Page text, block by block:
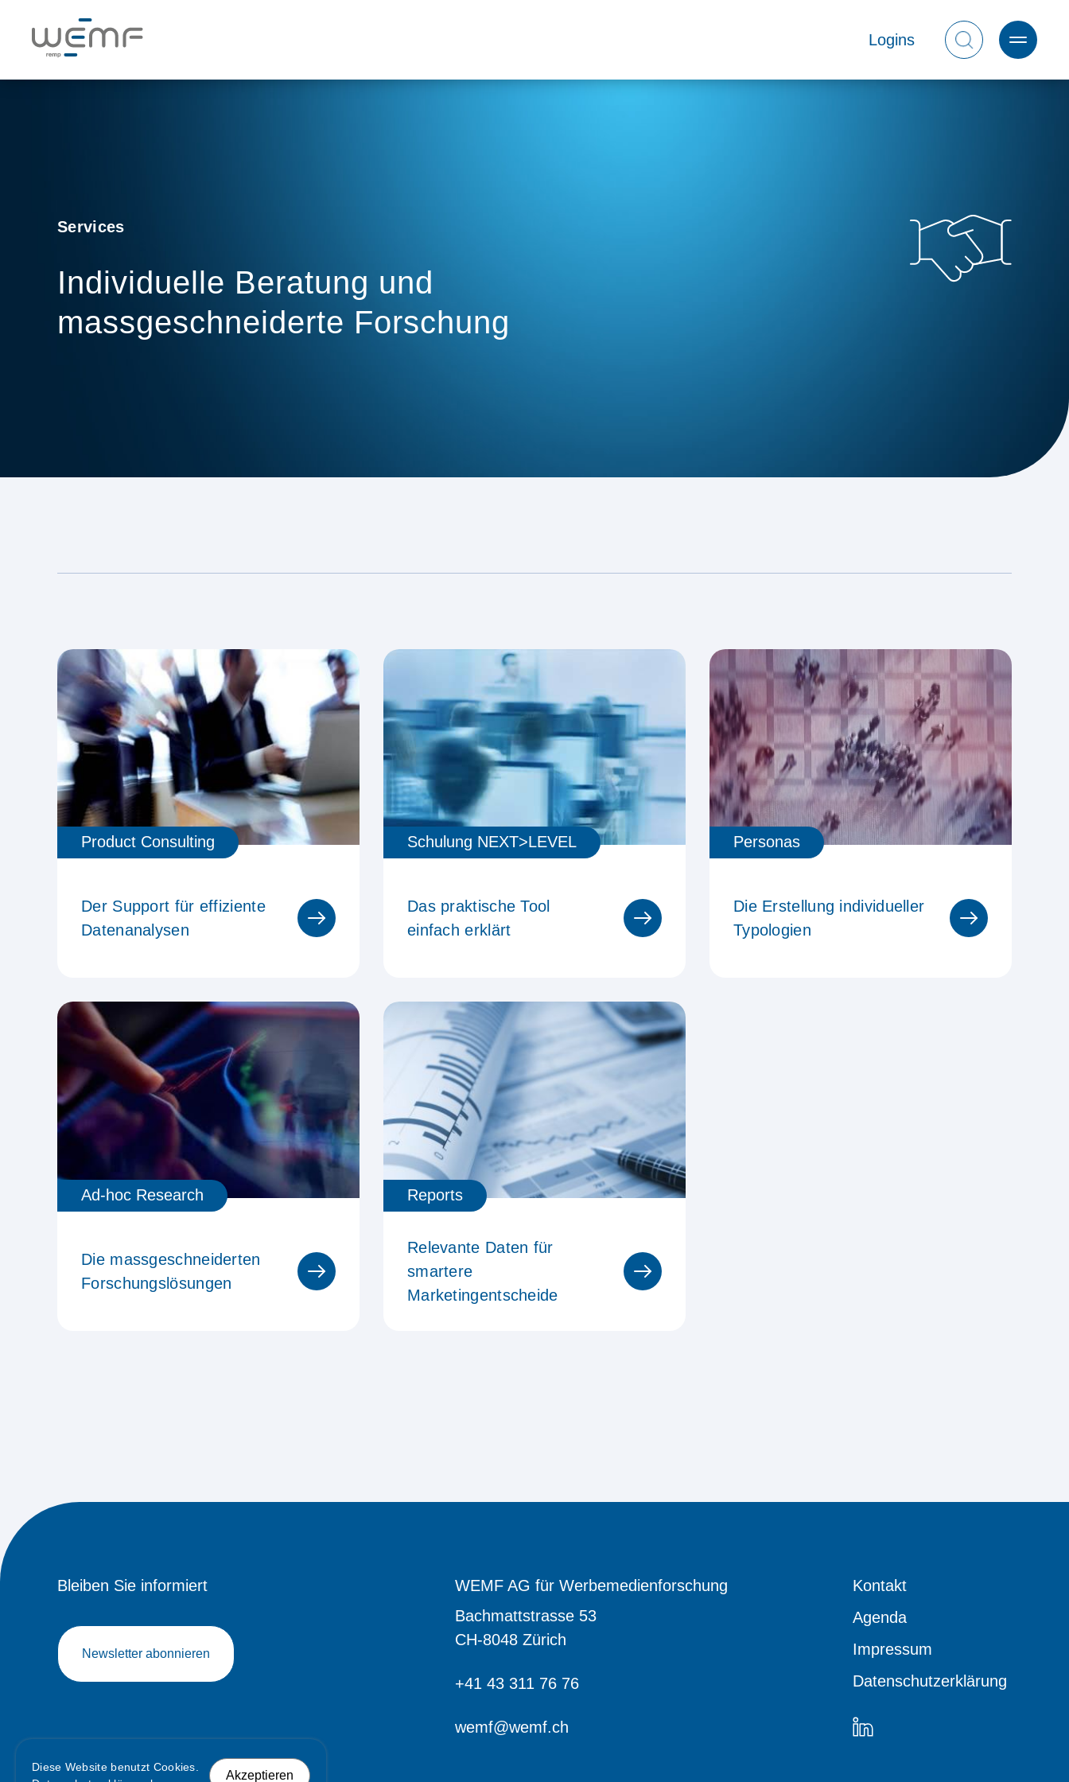
Logins
Services
Individuelle Beratung und
massgeschneiderte Forschung
Product Consulting
Der Support für effiziente
Datenanalysen
Schulung NEXT>LEVEL
Das praktische Tool
einfach erklärt
Personas
Die Erstellung individueller
Typologien
Ad-hoc Research
Die massgeschneiderten
Forschungslösungen
Reports
Relevante Daten für
smartere
Marketingentscheide
Bleiben Sie informiert
Newsletter abonnieren
WEMF AG für Werbemedienforschung
Bachmattstrasse 53
CH-8048 Zürich
+41 43 311 76 76
wemf@wemf.ch
Kontakt
Agenda
Impressum
Datenschutzerklärung
Diese Website benutzt Cookies.
Akzeptieren